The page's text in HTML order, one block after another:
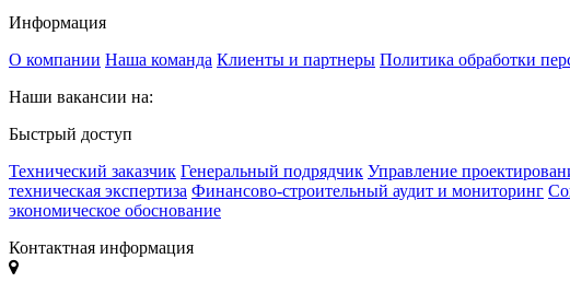
Информация
О компании Наша команда Клиенты и партнеры Политика обработки
Наши вакансии на:
Быстрый доступ
Технический заказчик Генеральный подрядчик Управление
техническая экспертиза Финансово-строительный аудит и мониторинг
экономическое обоснование
Контактная информация